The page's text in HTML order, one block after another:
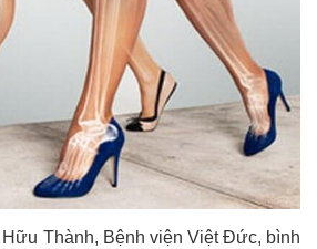
Thành, Bệnh viện Việt Đức, bình